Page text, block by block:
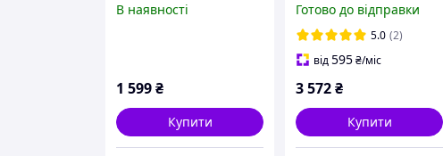
саду
В наявності
1 599₴
Купити
майданчиком
Готово до відправки
5.0 (2)
від595₴/міс
3 572₴
Купити